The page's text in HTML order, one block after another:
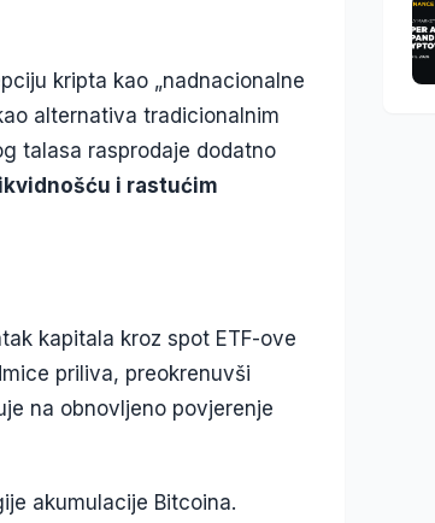
kripta kao „nadnacionalne
alternativa tradicionalnim
talasa rasprodaje dodatno
i rastućim
kapitala kroz spot ETF-ove
priliva, preokrenuvši
na obnovljeno povjerenje
akumulacije Bitcoina.